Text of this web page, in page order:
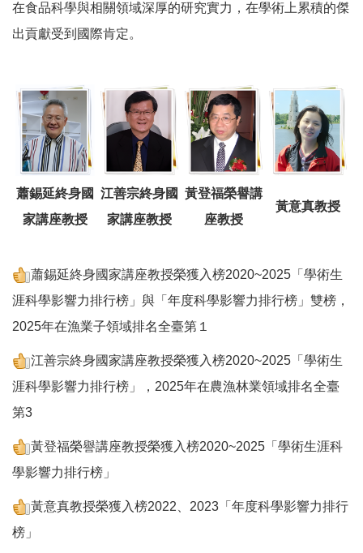
在食品科學與相關領域深厚的研究實力，在學術上累積的傑
出貢獻受到國際肯定。
蕭錫延終身國
家講座教授
江善宗終身國
家講座教授
黃登福榮譽講
座教授
黃意真教授
蕭錫延終身國家講座教授榮獲入榜2020~2025「學術生
涯科學影響力排行榜」與「年度科學影響力排行榜」雙榜，
2025年在漁業子領域排名全臺第１
江善宗終身國家講座教授榮獲入榜2020~2025「學術生
涯科學影響力排行榜」，2025年在農漁林業領域排名全臺
第3
黃登福榮譽講座教授榮獲入榜2020~2025「學術生涯科
學影響力排行榜」
黃意真教授榮獲入榜2022、2023「年度科學影響力排行
榜」